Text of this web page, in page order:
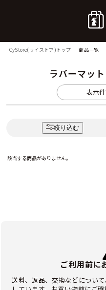
CyStore(サイストア)トップ 商品一覧
ラバーマッ
表示
絞り込む
該当する商品がありません。
ご利用前に
送料、返品、交換などについ